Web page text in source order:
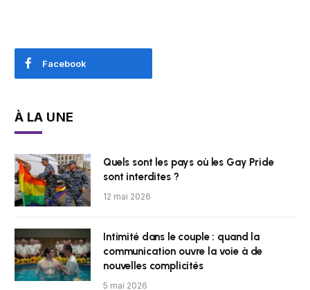
Facebook
À LA UNE
Quels sont les pays où les Gay Pride
sont interdites ?
12 mai 2026
Intimité dans le couple : quand la
communication ouvre la voie à de
nouvelles complicités
5 mai 2026